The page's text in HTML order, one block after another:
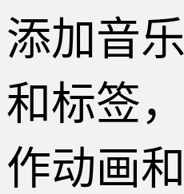
添加音
和标签
作动画